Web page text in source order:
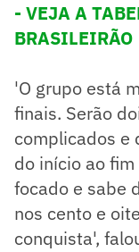
- VEJA A
BRASILEIRÃO
'O grupo está
finais. Serão
complicados e
do início ao
focado e sabe
nos cento e
conquista',